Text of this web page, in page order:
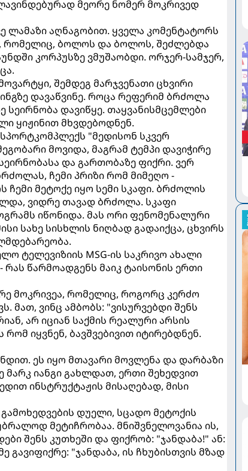
მეორე ნომერ მოკრივედ
ლამაზი აღნაგობით. ყველა კომენტატორს
რომელიც, ბოლოს და ბოლოს, შეძლებდა
კორპუსზე ვმუშაობდი. ორჯერ-სამჯერ,
შემდეგ მარჯვენათი ცხვირი
დავაწვინე. როცა რეფერიმ ბრძოლა
დავიწყე. თაყვანისმცემლები
ყიჟინით მხვდებოდნენ.
"მედისონ სკვერ
მოვიდა, მაგრამ ტემპი დავიჭირე
და გართობაზე ფიქრი. ვერ
ჩემი პრიზი რომ მიმეღო -
ჩემი მეტოქე იყო სემი სკაფი. ბრძოლის
ვიდრე თავად ბრძოლა. სკაფი
იწონიდა. მას ორი ფენომენალური
სახე სისხლის ნიღბად გადაიქცა, ცხვირს
ტელევიზიის MSG-ის საკრივო ახალი
წარმოადგენს მაიკ ტაისონის ერთი
მოკრივეა, რომელიც, როგორც კერძო
მათ, ვინც ამბობს: "ვისურვებდი შენს
არ იციან საქმის რეალური არსის
იყვნენ, ბავშვებივით იტირებდნენ.
ეს იყო მთავარი მოვლენა და დარბაზი
მარკ იანგი გახლდათ, ერთი შეხედვით
ინსტრუქტაჟის მისაღებად, მისი
დუელი, სცადო მეტოქის
მეტიჩრობაა. მნიშვნელოვანია ის,
შენს კუთხეში და ფიქრობ: "ჯანდაბა!" ან:
გავიფიქრე: "ჯანდაბა, ის ჩხუბისთვის მზად